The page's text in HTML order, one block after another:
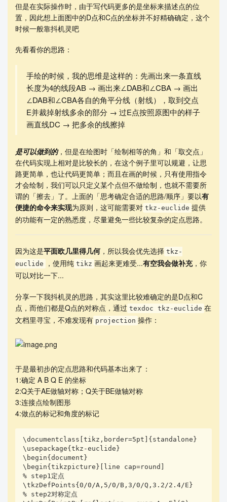
但是在实际操作时，由于写代码更多的是坐标来描述点的位
置，因此想上面图中的D点和C点的坐标并不好精确确定，这个
时候一般靠抖机灵吧
先看看你的思路：
手绘的时候，我的思维是这样的：先画出来一条直线
长度为4的线段AB → 画出来∠DAB和∠CBA → 画出
∠DAB和∠CBA各自的角平分线（射线），取到交点
E并裁掉射线多余的部分 → 过E点按照原图中的样子
画直线DC → 把多余的线擦掉
是可以做到的，但是在绘图时「绘制相等的角」和「取交点」
在代码实现上相对是比较长的，在这个例子里可以规避，让思
路更简单，也让代码更简单；而且在画的时候，只有使用指令
才会绘制，我们可以只定义某个点但不做绘制，也就不需要所
谓的「擦去」了。上面的「思考确定合适的思路/顺序」要以有
便捷的命令来实现为原则，这可能需要对 tkz-euclide 提供
的功能有一定的熟悉度，尽量避免一些比较复杂的定点思路。
因为这是平面欧几里得几何 ，所以我会优先选择 tkz-
euclide
，使用纯 tikz 画起来更难受...有空我会做补充，你
可以对比一下...
分享一下我抖机灵的思路，其实这里比较难确定的是D点和C
点，而他们都是Q点的对称点，通过 texdoc tkz-euclide 在
文档里寻宝，不难发现有 projection 操作：
于是最初步的定点思路和代码基本出来了：
1:确定 A B Q E 的坐标
2:Q关于AE做轴对称；Q关于BE做轴对称
3:连接点绘制图形
4:做点的标记和角度的标记
\documentclass[tikz,border=5pt]{standalone}
\usepackage{tkz-euclide}
\begin{document}
\begin{tikzpicture}[line cap=round]
% step1定点
\tkzDefPoints{0/0/A,5/0/B,3/0/Q,3.2/2.4/E}
% step2对称定点